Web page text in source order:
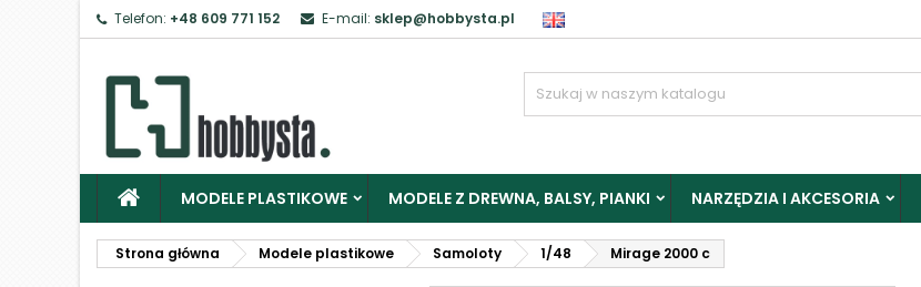
Telefon: +48 609 771 152 E-mail: sklep@hobbysta.pl
MODELE PLASTIKOWE MODELE Z DREWNA, BALSY, PIANKI NARZĘDZIA I AKCESORIA
Strona główna Modele plastikowe Samoloty 1/48 Mirage 2000 c